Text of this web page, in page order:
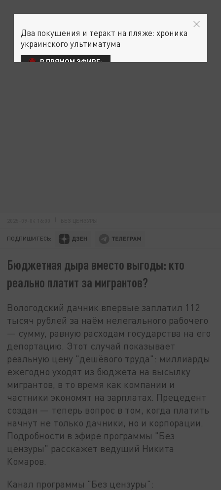
ПОДПИШИТЕСЬ:
Бюджетная дыра вместо выгоды: кто
реально платит за мигрантов?
Вологодский дачник впервые заплатил 112
тысяч рублей за наём нелегального рабочего
— сумму, равную расходам государства на его
депортацию. Этот случай показывает
реальную цену "дешёвого труда": миллиарды
ежегодно уходят из бюджета на высылку
мигрантов, в то время как компании и
частники экономят на зарплатах. Прецедент
создан — теперь вопрос в том, когда платить
начнут не только дачники, но и корпорации.
Подробности в эфире программы "Без
цензуры" расскажет ведущий Никита
Комаров.
Канал программы "Без цензуры":
Два покушения и теракт на пляже: хроника
украинского ультиматума
В ПРЯМОМ ЭФИРЕ: